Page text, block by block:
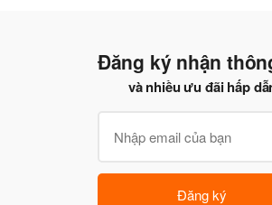
Đăng ký nhận
và nhiều ưu đãi hấp
Đăng ký